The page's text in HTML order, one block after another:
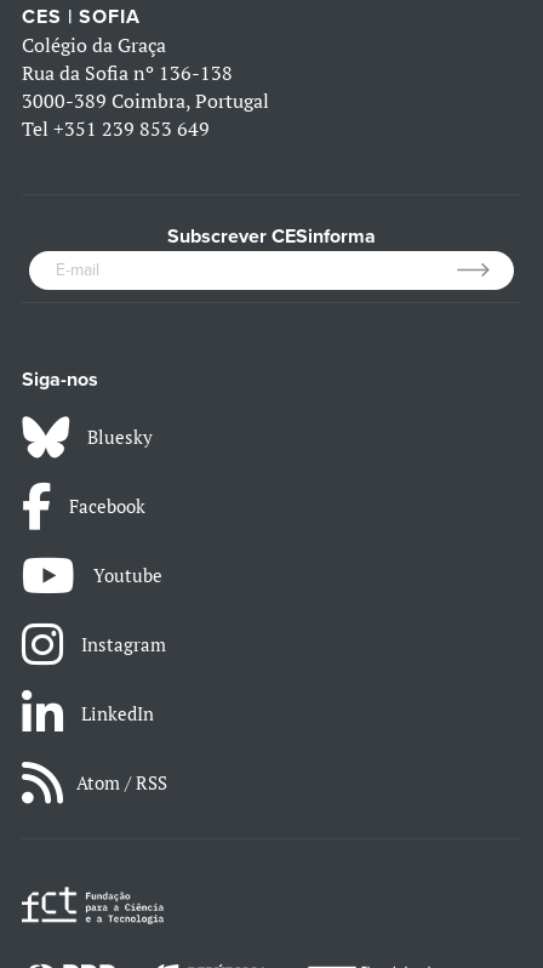
CES | SOFIA
Colégio da Graça
Rua da Sofia nº 136-138
3000-389 Coimbra, Portugal
Tel +351 239 853 649
Subscrever CESinforma
Siga-nos
Bluesky
Facebook
Youtube
Instagram
LinkedIn
Atom / RSS